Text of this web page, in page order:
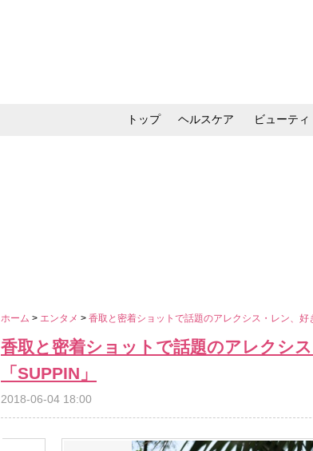
トップ ヘルスケア ビューティ
ホーム > エンタメ > 香取と密着ショットで話題のアレクシス・レン、好
香取と密着ショットで話題のアレクシ
「SUPPIN」
2018-06-04 18:00